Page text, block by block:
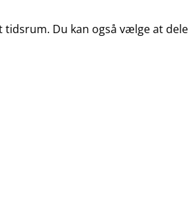
tidsrum. Du kan også vælge at dele